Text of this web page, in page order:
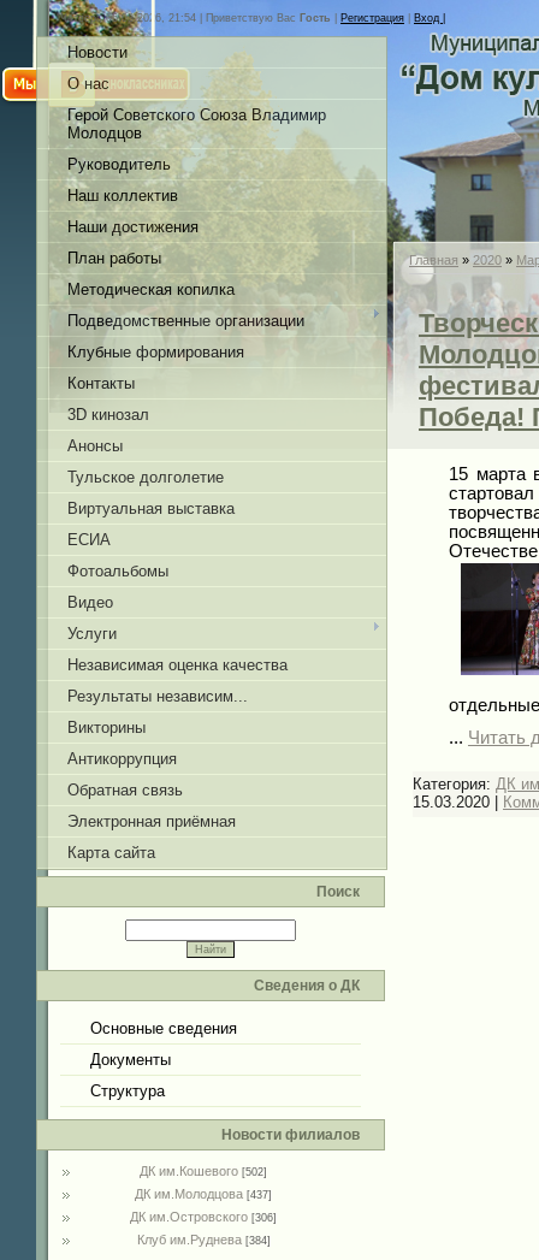
Четверг, 06.08.2026, 21:54 | Приветствую Вас Гость Регистрация Вход |
Новости
О нас
Герой Советского Союза Владимир
Молодцов
Руководитель
Наш коллектив
Наши достижения
План работы
Методическая копилка
Подведомственные организации
Клубные формирования
Контакты
3D кинозал
Анонсы
Тульское долголетие
Виртуальная выставка
ЕСИА
Фотоальбомы
Видео
Услуги
Независимая оценка качества
Результаты независим...
Викторины
Антикоррупция
Обратная связь
Электронная приёмная
Карта сайта
Поиск
Сведения о ДК
Основные сведения
Документы
Структура
Новости филиалов
ДК им.Кошевого [502]
ДК им.Молодцова [437]
ДК им.Островского [306]
Клуб им.Руднева [384]
Главная » 2020 »
Победа!
15 марта
... Читать
Категория: ДК
15.03.2020